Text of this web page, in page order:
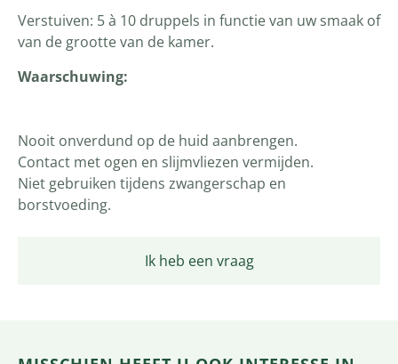
Ik heb een vraag
Verstuiven: 5 à 10 druppels in functie van uw smaak of
van de grootte van de kamer.
Waarschuwing:
Nooit onverdund op de huid aanbrengen.
Contact met ogen en slijmvliezen vermijden.
Niet gebruiken tijdens zwangerschap en
borstvoeding.